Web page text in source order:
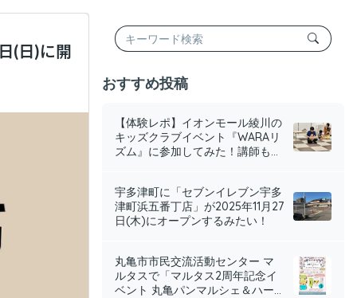
(日)に開
おすすめ投稿
【体験レポ】イオンモール綾川の
キッズクラブイベント『WARAリ
ズム』に参加してみた！講師も...
宇多津町に「セブンイレブン宇多
津町浜五番丁店」が2025年11月27
日(木)にオープンするみたい！
丸亀市市民交流活動センター マ
ルタスで「マルタス2周年記念イ
ベント 丸亀パンマルシェ＆ハー...